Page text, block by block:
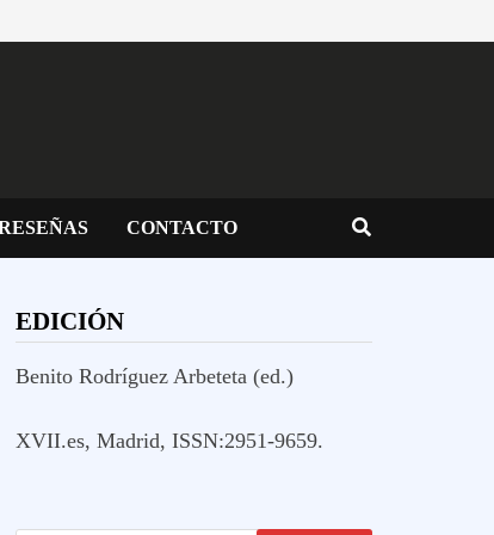
CONTACTO
EDICIÓN
Benito Rodríguez Arbeteta (ed.)
XVII.es, Madrid, ISSN:2951-9659.